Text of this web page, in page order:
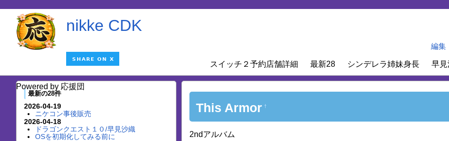
nikke CDK
Powered by 応援団
編集
スイッチ２予約店舗詳細 最新28 シンデレラ姉妹身長 早
This Armor †
2ndアルバム
最新の28件
2026-04-19
ニケコン事後販売
2026-04-18
ドラゴンクエスト１０/早見沙織
OSを初期化してみる前に